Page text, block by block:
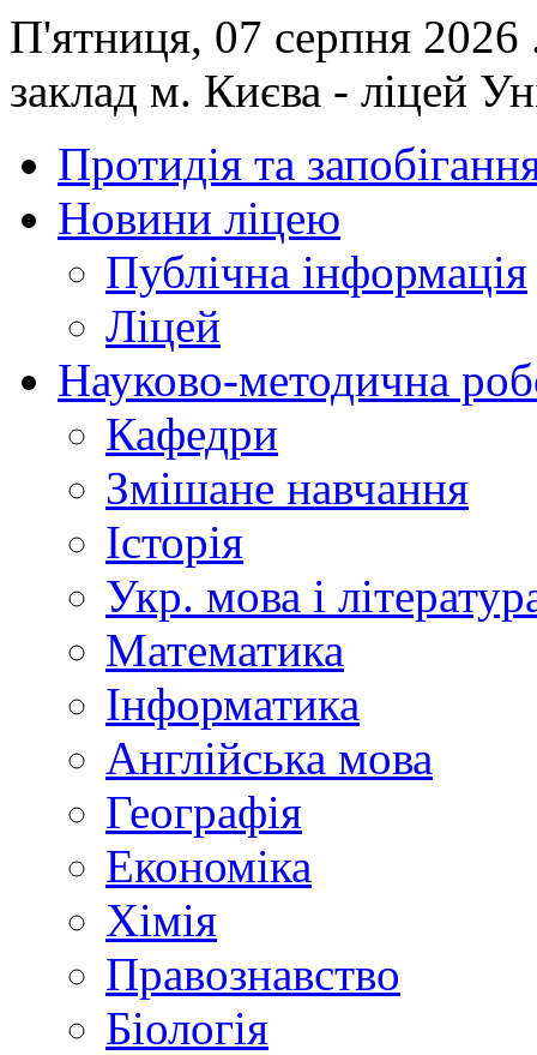
П'ятниця, 07 серпня
заклад м. Києва - ліцей
Протидія та
Новини ліцею
Публічна інформація
Ліцей
Науково-методична
Кафедри
Змішане навчання
Історія
Укр. мова і
Математика
Інформатика
Англійська мова
Географія
Економіка
Хімія
Правознавство
Біологія